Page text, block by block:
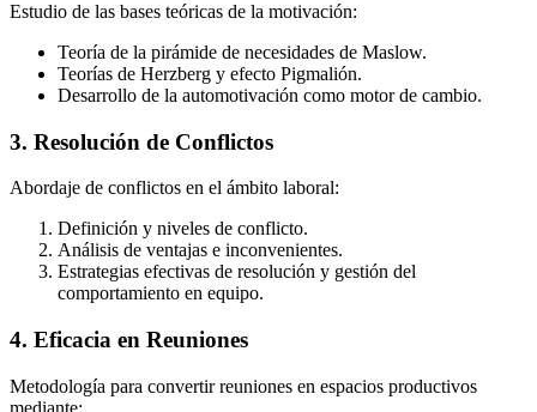
Estudio de las bases teóricas de la motivación:
Teoría de la pirámide de necesidades de Maslow.
Teorías de Herzberg y efecto Pigmalión.
Desarrollo de la automotivación como motor de cambio.
3. Resolución de Conflictos
Abordaje de conflictos en el ámbito laboral:
Definición y niveles de conflicto.
Análisis de ventajas e inconvenientes.
Estrategias efectivas de resolución y gestión del
comportamiento en equipo.
4. Eficacia en Reuniones
Metodología para convertir reuniones en espacios productivos
mediante: